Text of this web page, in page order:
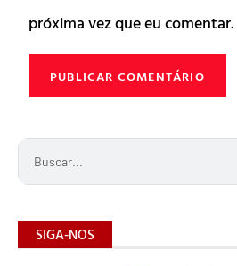
próxima vez que eu comentar.
SIGA-NOS